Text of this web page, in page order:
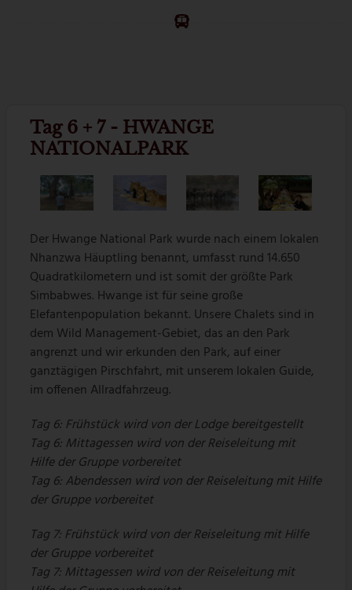
Tag 6 + 7 - HWANGE
NATIONALPARK
Der Hwange National Park wurde nach einem lokalen
Nhanzwa Häuptling benannt, umfasst rund 14.650
Quadratkilometern und ist somit der größte Park
Simbabwes. Hwange ist für seine große
Elefantenpopulation bekannt. Unsere Chalets sind in
dem Wild Management-Gebiet, das an den Park
angrenzt und wir erkunden den Park, auf einer
ganztägigen Pirschfahrt, mit unserem lokalen Guide,
im offenen Allradfahrzeug.
Tag 6: Frühstück wird von der Lodge bereitgestellt
Tag 6: Mittagessen wird von der Reiseleitung mit
Hilfe der Gruppe vorbereitet
Tag 6: Abendessen wird von der Reiseleitung mit Hilfe
der Gruppe vorbereitet
Tag 7: Frühstück wird von der Reiseleitung mit Hilfe
der Gruppe vorbereitet
Tag 7: Mittagessen wird von der Reiseleitung mit